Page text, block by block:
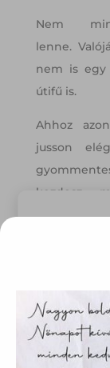
Nem
lenne.
nem is egy
útifű is.
Ahhoz
jusson
kezdesz,
alkalmazunk.
webes